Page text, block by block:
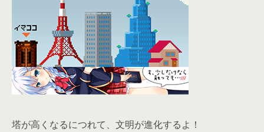
塔が高くなるにつれて、文明が進化するよ！